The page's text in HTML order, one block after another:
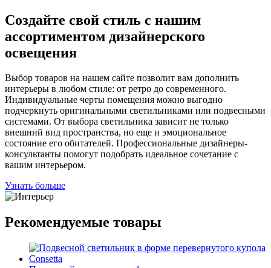
Создайте свой стиль с нашим
ассортиментом дизайнерского
освещения
Выбор товаров на нашем сайте позволит вам дополнить
интерьеры в любом стиле: от ретро до современного.
Индивидуальные черты помещения можно выгодно
подчеркнуть оригинальными светильниками или подвесными
системами. От выбора светильника зависит не только
внешний вид пространства, но еще и эмоциональное
состояние его обитателей. Профессиональные дизайнеры-
консультанты помогут подобрать идеальное сочетание с
вашим интерьером.
Узнать больше
Рекомендуемые товары